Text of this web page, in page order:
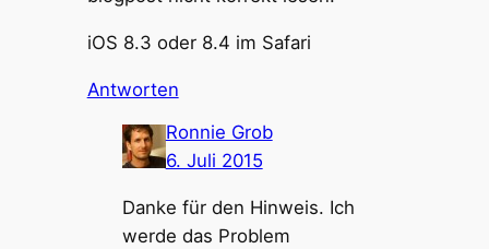
iOS 8.3 oder 8.4 im Safari
Antworten
Ronnie Grob
6. Juli 2015
Danke für den Hinweis. Ich
werde das Problem